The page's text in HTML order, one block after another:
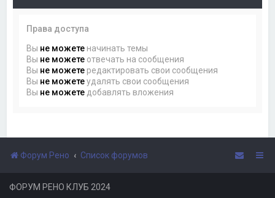
Права доступа
Вы не можете начинать темы
Вы не можете отвечать на сообщения
Вы не можете редактировать свои сообщения
Вы не можетеудалять свои сообщения
Вы не можете добавлять вложения
Форум Рено Список форумов
ФОРУМ РЕНО КЛУБ 2024